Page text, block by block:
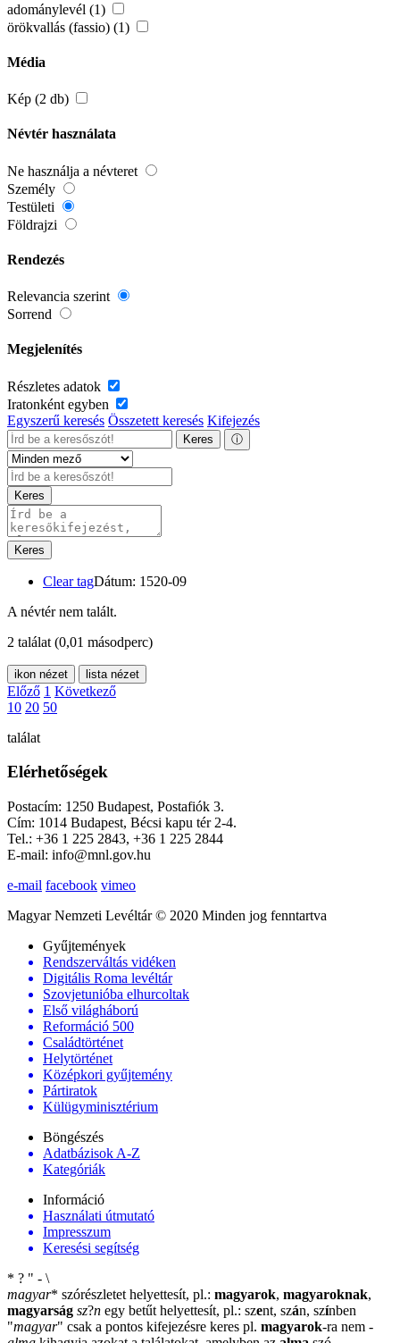
adománylevél (1)
örökvallás (fassio) (1)
Média
Kép (2 db)
Névtér használata
Ne használja a névteret
Személy
Testületi
Földrajzi
Rendezés
Relevancia szerint
Sorrend
Megjelenítés
Részletes adatok
Iratonként egyben
Egyszerű keresés Összetett keresés Kifejezés
Keres ⓘ
Keres
Keres
Clear tagDátum: 1520-09
A névtér nem talált.
2 találat (0,01 másodperc)
ikon nézet lista nézet
Előző 1 Következő
10 20 50
találat
Elérhetőségek
Postacím: 1250 Budapest, Postafiók 3.
Cím: 1014 Budapest, Bécsi kapu tér 2-4.
Tel.: +36 1 225 2843, +36 1 225 2844
E-mail: info@mnl.gov.hu
e-mail facebook vimeo
Magyar Nemzeti Levéltár © 2020 Minden jog fenntartva
Gyűjtemények
Rendszerváltás vidéken
Digitális Roma levéltár
Szovjetunióba elhurcoltak
Első világháború
Reformáció 500
Családtörténet
Helytörténet
Középkori gyűjtemény
Pártiratok
Külügyminisztérium
Böngészés
Adatbázisok A-Z
Kategóriák
Információ
Használati útmutató
Impresszum
Keresési segítség
* ? " - \
magyar* szórészletet helyettesít, pl.: magyarok, magyaroknak,
magyarság sz?n egy betűt helyettesít, pl.: szent, szán, színben
"magyar" csak a pontos kifejezésre keres pl. magyarok-ra nem -